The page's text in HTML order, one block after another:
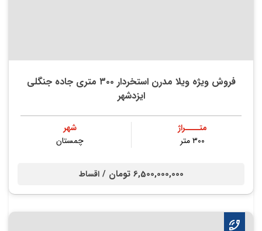
فروش ویژه ویلا مدرن استخردار ۳۰۰ متری جاده جنگلی
ایزدشهر
متــــراژ
۳۰۰ متر
شهر
چمستان
6,500,000,000 تومان / اقساط